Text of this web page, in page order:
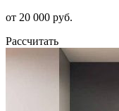
от 20 000 руб.
Рассчитать